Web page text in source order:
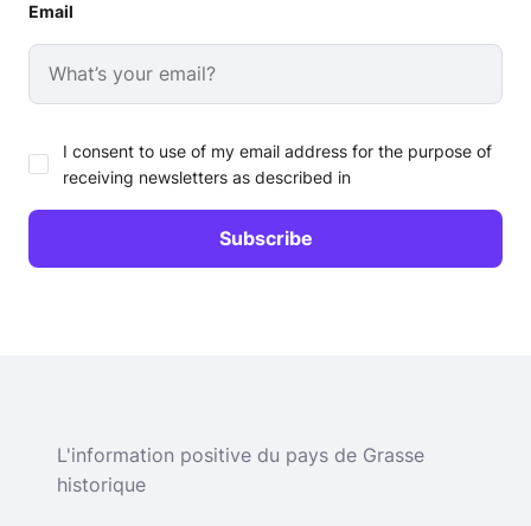
Email
I consent to use of my email address for the purpose of
receiving newsletters as described in
L'information positive du pays de Grasse
historique